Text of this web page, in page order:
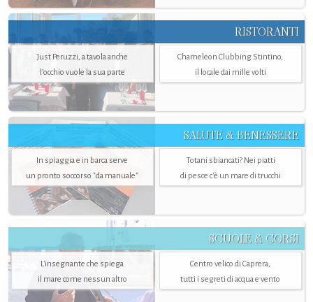
RISTORANTI
Just Peruzzi, a tavola anche
l’occhio vuole la sua parte
Chameleon Clubbing Stintino,
il locale dai mille volti
SALUTE & BENESSERE
In spiaggia e in barca serve
un pronto soccorso "da manuale"
Totani sbiancati? Nei piatti
di pesce c'è un mare di trucchi
SCUOLE & CORSI
L'insegnante che spiega
il mare come nessun altro
Centro velico di Caprera,
tutti i segreti di acqua e vento